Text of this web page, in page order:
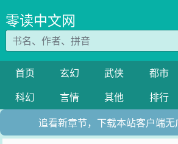
零读中文网
首页 玄幻 武侠 都市
科幻
言情 其他 排行
追看新章节，下载本站客户端